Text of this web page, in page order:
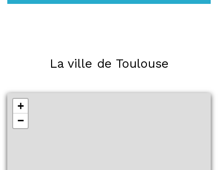
La ville de Toulouse
+
−